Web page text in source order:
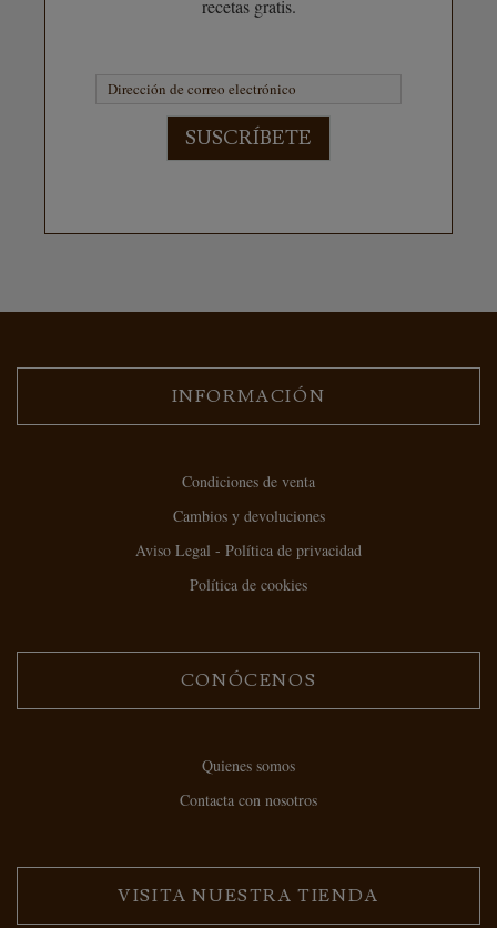
recetas gratis.
SUSCRÍBETE
INFORMACIÓN
Condiciones de venta
Cambios y devoluciones
Aviso Legal - Política de privacidad
Política de cookies
CONÓCENOS
Quienes somos
Contacta con nosotros
VISITA NUESTRA TIENDA